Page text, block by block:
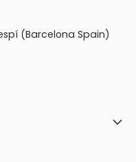
(Barcelona Spain)